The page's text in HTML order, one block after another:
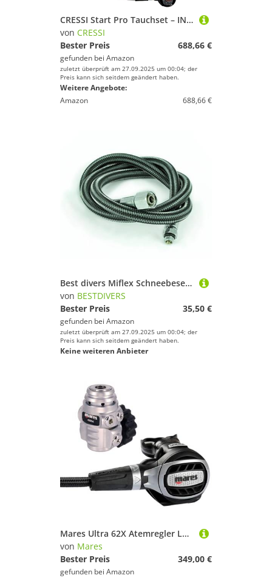
CRESSI Start Pro Tauchset – INT M – Komplettes Tauchpaket mit Start Pro Jacket, MC9 Compact, Octopus Compact und Konsole 2 – Schwarz
von CRESSI
Bester Preis
688,66 €
gefunden bei Amazon
zuletzt überprüft am 27.09.2025 um 00:04; der
Preis kann sich seitdem geändert haben.
Weitere Angebote:
Amazon
688,66 €
Best divers Miflex Schneebesen, 100 cm, 9/16 F, 3/8 m Xtreme, Carbon
von BESTDIVERS
Bester Preis
35,50 €
gefunden bei Amazon
zuletzt überprüft am 27.09.2025 um 00:04; der
Preis kann sich seitdem geändert haben.
Keine weiteren Anbieter
Mares Ultra 62X Atemregler Lungenautomat
von Mares
Bester Preis
349,00 €
gefunden bei Amazon